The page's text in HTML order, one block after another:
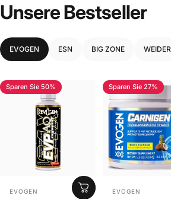
UnsereBestseller
EVOGEN ESN BIG ZONE WEIDER
Sparen Sie 50%
Anbieter:
EVOGEN
Sparen Sie 27%
Anbieter:
EVOGEN